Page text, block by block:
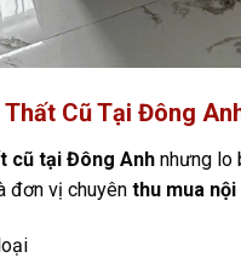
Cũ Tại Đông
cũ tại Đông Anhnhưng lo
đơn vị chuyên thu mua